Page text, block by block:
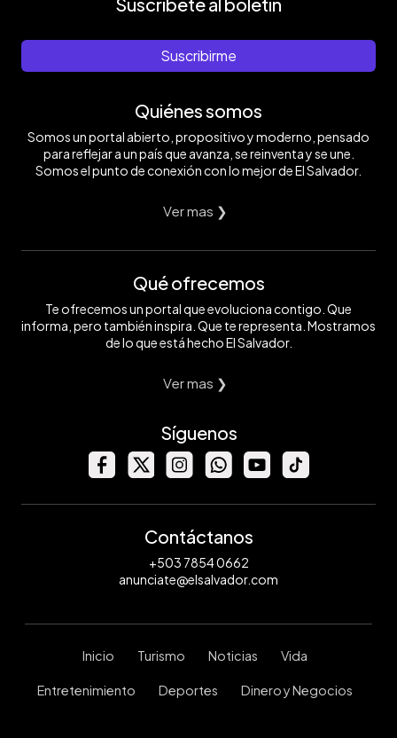
Suscribirme
Quiénes somos
Somos un portal abierto, propositivo y moderno, pensado
para reflejar a un país que avanza, se reinventa y se une.
Somos el punto de conexión con lo mejor de El Salvador.
Ver mas ❯
Qué ofrecemos
Te ofrecemos un portal que evoluciona contigo. Que
informa, pero también inspira. Que te representa. Mostramos
de lo que está hecho El Salvador.
Ver mas ❯
Síguenos
Contáctanos
+503 7854 0662
anunciate@elsalvador.com
Inicio Turismo Noticias Vida
Entretenimiento Deportes Dinero y Negocios